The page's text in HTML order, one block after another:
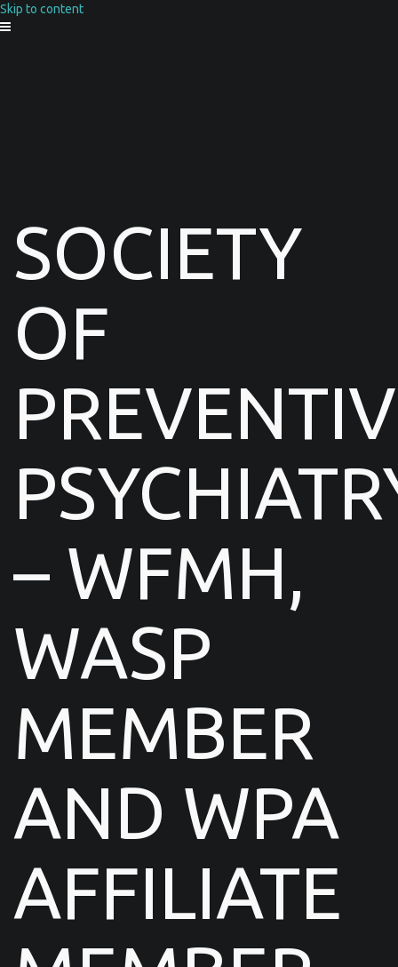
Skip to content
SOCIETY
OF
– WFMH,
WASP
MEMBER
AND WPA
AFFILIATE